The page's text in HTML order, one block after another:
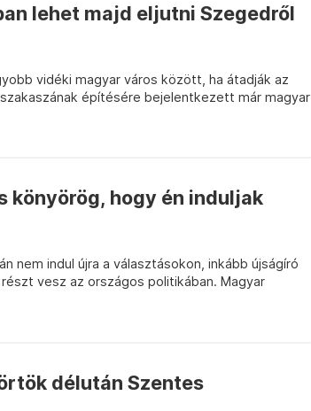
lehet majd eljutni Szegedről
vidéki magyar város között, ha átadják az
építésére bejelentkezett már magyar
könyörög, hogy én induljak
nem indul újra a választásokon, inkább újságíró
vesz az országos politikában. Magyar
délután Szentes